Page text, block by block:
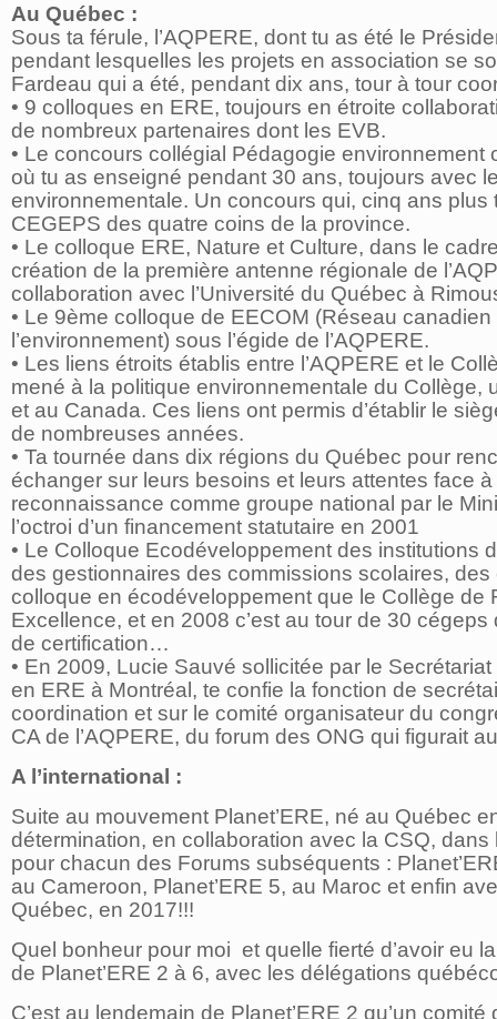
Au Québec :
Sous ta férule, l’AQPERE, dont tu as été le
pendant lesquelles les projets en association se
Fardeau qui a été, pendant dix ans, tour à tour
• 9 colloques en ERE, toujours en étroite
de nombreux partenaires dont les EVB.
• Le concours collégial Pédagogie
où tu as enseigné pendant 30 ans, toujours avec
environnementale. Un concours qui, cinq ans
CEGEPS des quatre coins de la province.
• Le colloque ERE, Nature et Culture, dans le
création de la première antenne régionale de
collaboration avec l’Université du Québec à
• Le 9ème colloque de EECOM (Réseau
l’environnement) sous l’égide de l’AQPERE.
• Les liens étroits établis entre l’AQPERE et le
mené à la politique environnementale du Collège,
et au Canada. Ces liens ont permis d’établir le
de nombreuses années.
• Ta tournée dans dix régions du Québec pour
échanger sur leurs besoins et leurs attentes face à
reconnaissance comme groupe national par le
l’octroi d’un financement statutaire en 2001
• Le Colloque Ecodéveloppement des institutions
des gestionnaires des commissions scolaires,
colloque en écodéveloppement que le Collège
Excellence, et en 2008 c’est au tour de 30
de certification…
• En 2009, Lucie Sauvé sollicitée par le
en ERE à Montréal, te confie la fonction de
coordination et sur le comité organisateur du
CA de l’AQPERE, du forum des ONG qui figurait
A l’international :
Suite au mouvement Planet’ERE, né au Québec
détermination, en collaboration avec la CSQ,
pour chacun des Forums subséquents :
au Cameroon, Planet’ERE 5, au Maroc et enfin
Québec, en 2017!!!
Quel bonheur pour moi et quelle fierté d’avoir eu
de Planet’ERE 2 à 6, avec les délégations
C’est au lendemain de Planet’ERE 2 qu’un